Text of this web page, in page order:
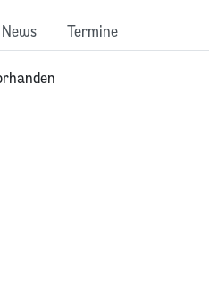
News Termine